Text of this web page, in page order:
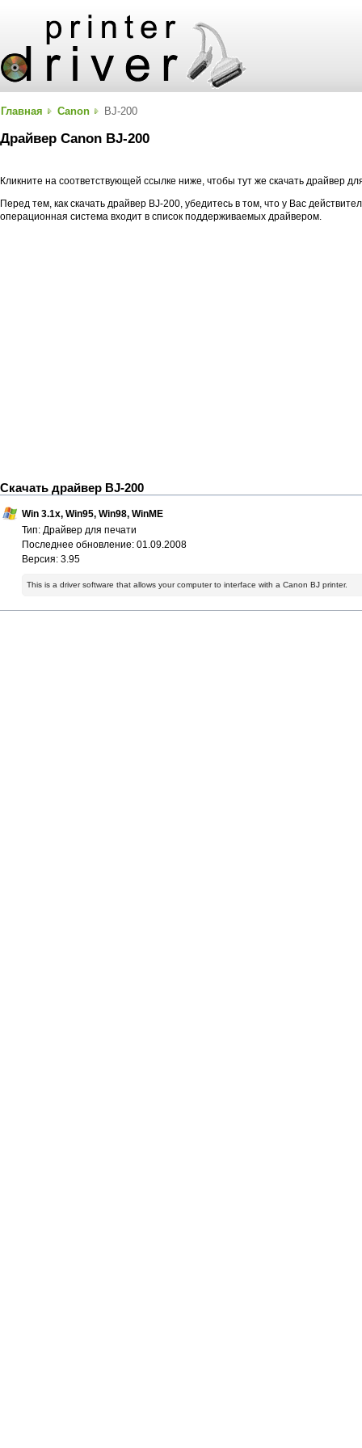
Главная Canon BJ-200
Драйвер Canon BJ-200
Кликните на соответствующей ссылке ниже, чтобы тут же скачать драйвер
Перед тем, как скачать драйвер BJ-200, убедитесь в том, что у Вас
операционная система входит в список поддерживаемых драйвером.
Скачать драйвер BJ-200
Win 3.1x, Win95, Win98, WinME
Тип: Драйвер для печати
Последнее обновление: 01.09.2008
Версия: 3.95
This is a driver software that allows your computer to interface with a Canon BJ printer.